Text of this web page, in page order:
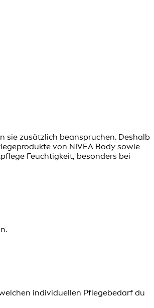
sie zusätzlich beanspruchen. Deshalb
von NIVEA Body sowie
Feuchtigkeit, besonders bei
individuellen Pflegebedarf du